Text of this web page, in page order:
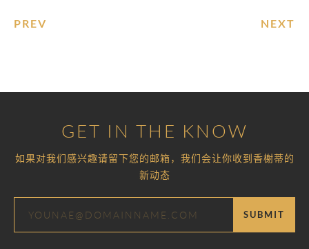
PREV NEXT
GET IN THE KNOW
如果对我们感兴趣请留下您的邮箱，我们会让你收到香榭蒂的
新动态
SUBMIT